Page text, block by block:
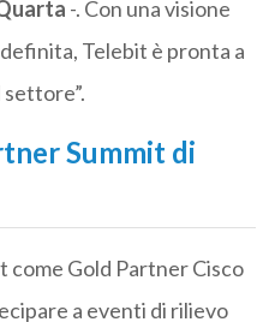
-. Con una visione
Telebit è pronta a
Summit di
come Gold Partner Cisco
a eventi di rilievo